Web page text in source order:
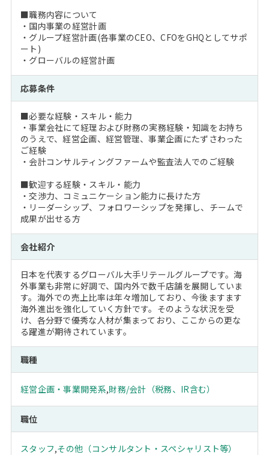
■職務内容について
・国内事業の経営計画
・グループ経営計画(各事業のCEO、CFOをGHQとしてサポ
ート)
・グローバルの経営計画
応募条件
■必要な経験・スキル・能力
・事業会社にて経理および財務の実務経験・知識をお持ち
のうえで、経営企画、経営管理、事業企画にたずさわった
ご経験
・会計コンサルティングファームや監査法人でのご経験
■歓迎する経験・スキル・能力
・交渉力、コミュニケーション能力に長けた方
・リーダーシップ、フォロワーシップを発揮し、チームで
成果が出せる方
会社紹介
日本を代表するグローバル大手リテールグループです。海
外事業も非常に好調で、国内外で数千店舗を展開していま
す。海外での売上比率は年々増加しており、今後ますます
海外進出を強化していく方針です。そのような状況を受
け、各分野で優秀な人材が集まっており、ここからの更な
る躍進が期待されています。
職種
経営企画・事業開発系,財務/会計（税務、IR含む）
職位
スタッフ,その他（コンサルタント・スペシャリスト等）